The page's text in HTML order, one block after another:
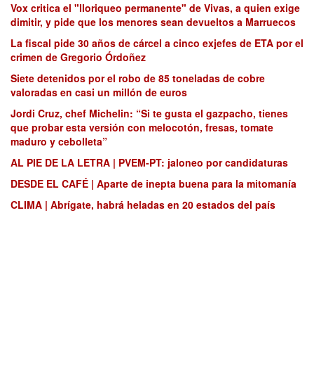
Vox critica el "lloriqueo permanente" de Vivas, a quien exige
dimitir, y pide que los menores sean devueltos a Marruecos
La fiscal pide 30 años de cárcel a cinco exjefes de ETA por el
crimen de Gregorio Órdoñez
Siete detenidos por el robo de 85 toneladas de cobre
valoradas en casi un millón de euros
Jordi Cruz, chef Michelin: “Si te gusta el gazpacho, tienes
que probar esta versión con melocotón, fresas, tomate
maduro y cebolleta”
AL PIE DE LA LETRA | PVEM-PT: jaloneo por candidaturas
DESDE EL CAFÉ | Aparte de inepta buena para la mitomanía
CLIMA | Abrígate, habrá heladas en 20 estados del país